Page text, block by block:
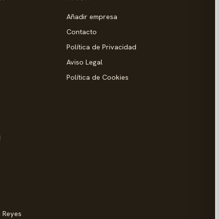
Añadir empresa
Contacto
Política de Privacidad
Aviso Legal
Política de Cookies